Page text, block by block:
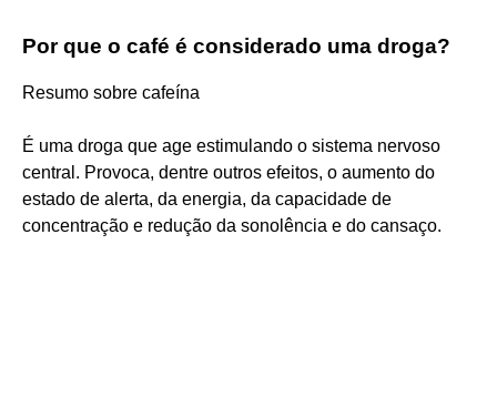
Por que o café é considerado uma droga?
Resumo sobre cafeína
É uma droga que age estimulando o sistema nervoso
central. Provoca, dentre outros efeitos, o aumento do
estado de alerta, da energia, da capacidade de
concentração e redução da sonolência e do cansaço.